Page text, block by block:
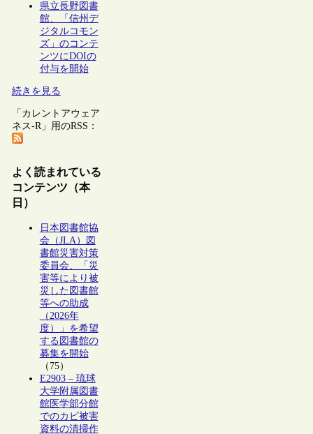
県立長野図書
館、「信州デ
ジタルコモン
ズ」のコンテ
ンツにDOIの
付与を開始
続きを見る
「カレントアウェア
ネス-R」用のRSS：
よく読まれている
コンテンツ（本
日）
日本図書館協
会（JLA）図
書館災害対策
委員会、「災
害等により被
災した図書館
等への助成
（2026年
度）」を希望
する図書館の
募集を開始
（75）
E2903 – 琉球
大学附属図書
館医学部分館
でのカビ被害
資料の清掃作